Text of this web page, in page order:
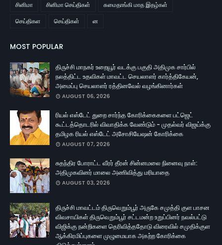
சினிமா
சினிமா செய்திகள்
சுமைதாங்கி மாத இதழ்கள்
செய்திகள
செய்திகள் ன
MOST POPULAR
திருச்சி மாநகர் உறையூர் வடக்கு பகுதி அதிமுக சார்பில்
நலத்திட்ட உதவிகள் மாவட்ட செயலாளர் கார்த்திகேயன்,
அமைப்பு செயலாளர் ரத்தினவேல் வழங்கினார்கள்
AUGUST 06, 2026
ரியல் எஸ்டேட் துறை சார்ந்த கோரிக்கைகளை பட்ஜெட்
கூட்டத்தொடரில் விவாதிக்க வேண்டும் - முதல்வர் விஜய்க்கு
தமிழக ரியல் எஸ்டேட் அசோசியேஷன் கோரிக்கை
AUGUST 07, 2026
சுதந்திர போராட்ட வீரர் தீரன் சின்னமலை நினைவு நாள்:
அதிமுகவினர் மாலை அணிவித்து மரியாதை
AUGUST 03, 2026
திருச்சி மாவட்டம் திருவெறும்பூர் அருகே சமுத்தி குள பாசன
விவசாயிகள் திருவெறும்பூர் சட்டமன்ற உறுப்பினர் நவல்பட்டு
விஜிக்கு நன்றிகளை தெரிவித்ததோடு விரைவில் சமுதிக்குள
ஆக்கிரமிப்புகளை முழுமையாக அகற்ற கோரிக்கை